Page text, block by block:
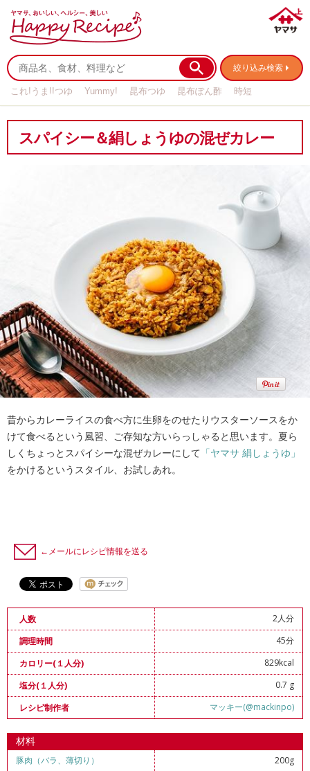
絞り込み検索
これ!うま!!つゆ Yummy! 昆布つゆ 昆布ぽん酢
時短
スパイシー＆絹しょうゆの混ぜカレー
昔からカレーライスの食べ方に生卵をのせたりウスターソースをか
けて食べるという風習、ご存知な方いらっしゃると思います。夏ら
しくちょっとスパイシーな混ぜカレーにして 「ヤマサ 絹しょうゆ」
をかけるというスタイル、お試しあれ。
←メールにレシピ情報を送る
人数
2人分
調理時間
45分
カロリー(１人分)
829kcal
塩分(１人分)
0.7 g
レシピ制作者
マッキー(@mackinpo)
材料
豚肉（バラ、薄切り）
200g